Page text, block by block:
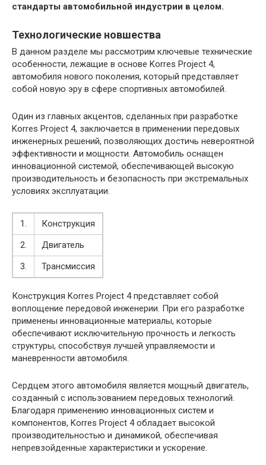
стандарты автомобильной индустрии в целом.
Технологические новшества
В данном разделе мы рассмотрим ключевые технические
особенности, лежащие в основе Korres Project 4,
автомобиля нового поколения, который представляет
собой новую эру в сфере спортивных автомобилей.
Один из главных акцентов, сделанных при разработке
Korres Project 4, заключается в применении передовых
инженерных решений, позволяющих достичь невероятной
эффективности и мощности. Автомобиль оснащен
инновационной системой, обеспечивающей высокую
производительность и безопасность при экстремальных
условиях эксплуатации.
1.
Конструкция
2.
Двигатель
3.
Трансмиссия
Конструкция Korres Project 4 представляет собой
воплощение передовой инженерии. При его разработке
применены инновационные материалы, которые
обеспечивают исключительную прочность и легкость
структуры, способствуя лучшей управляемости и
маневренности автомобиля.
Сердцем этого автомобиля является мощный двигатель,
созданный с использованием передовых технологий.
Благодаря применению инновационных систем и
компонентов, Korres Project 4 обладает высокой
производительностью и динамикой, обеспечивая
непревзойденные характеристики и ускорение.